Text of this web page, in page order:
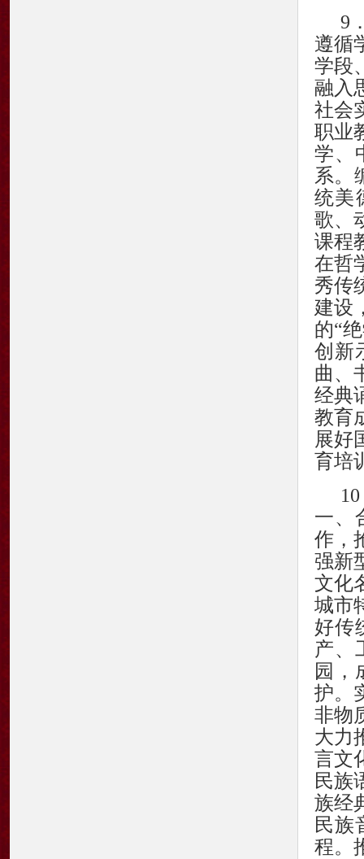
9
遵循
学段
融入
社会
职业
学、
系。
统美
歌、
课程
在哲
秀传
建设
的“
创新
曲、
经典
教育
展好
育培
一、
作，
强新
文化
城市
好传
产、
园，
护。
非物
大力
言文
民族
族经
民族
程。